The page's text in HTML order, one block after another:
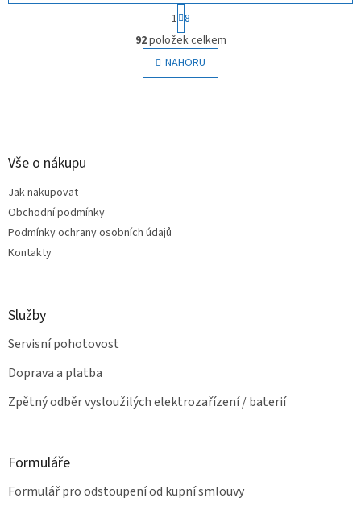
O
v
l
á
S
t
r
á
n
k
v
1 8
92položek celkem
NAHORU
Z
Vše o nákupu
Jak nakupovat
Obchodní podmínky
Podmínky ochrany osobních údajů
Kontakty
Služby
Servisní pohotovost
Doprava a platba
Zpětný odběr vysloužilých elektrozařízení / baterií
Formuláře
Formulář pro odstoupení od kupní smlouvy